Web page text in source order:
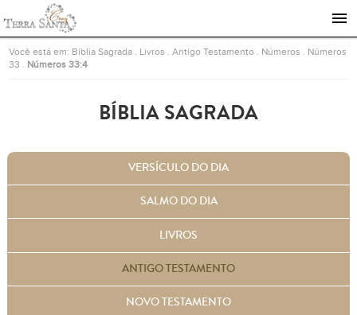
Ir para a página inicial
Você está em: Bíblia Sagrada Livros .Antigo Testamento Números
Números
33
Números 33:4
BÍBLIA SAGRADA
VERSÍCULO DO DIA
SALMO DO DIA
LIVROS
ANTIGO TESTAMENTO
NOVO TESTAMENTO